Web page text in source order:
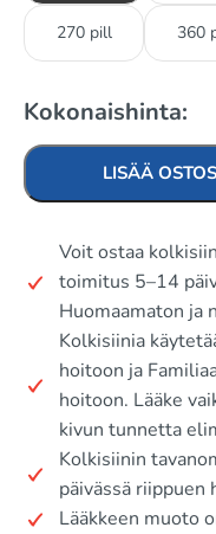
270 pill 360
Kokonaishinta:
LISÄÄ
Voit ostaa
toimitus 5–14
Huomaamaton ja
Kolkisiinia
hoitoon ja
hoitoon. Lääke
kivun tunnetta
Kolkisiinin
päivässä
Lääkkeen muoto